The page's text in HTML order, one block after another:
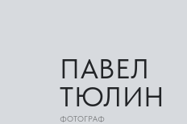
ФОТОГРАФ
ПАВЕЛ
ТЮЛИН